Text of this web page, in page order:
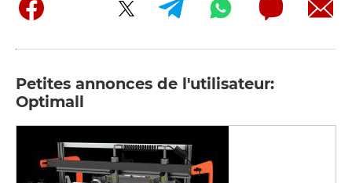
Petites annonces de l'utilisateur:
Optimall